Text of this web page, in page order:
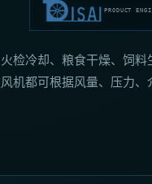
检冷却、粮食干燥、饲料
机都可根据风量、压力、
PRODUCT